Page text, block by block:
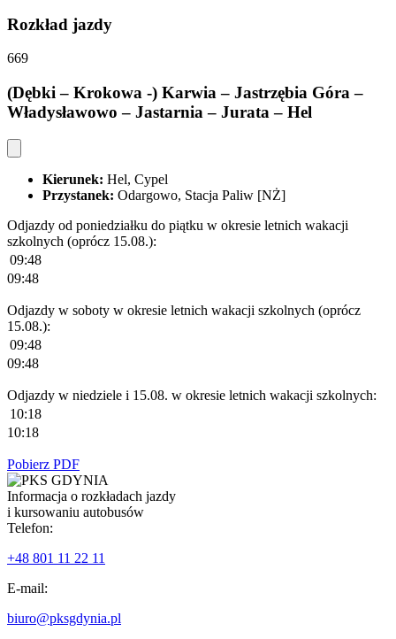
Rozkład jazdy
669
(Dębki – Krokowa -) Karwia – Jastrzębia Góra –
Władysławowo – Jastarnia – Jurata – Hel
Kierunek: Hel, Cypel
Przystanek: Odargowo, Stacja Paliw [NŻ]
Odjazdy od poniedziałku do piątku w okresie letnich wakacji
szkolnych (oprócz 15.08.):
09:48
09:48
Odjazdy w soboty w okresie letnich wakacji szkolnych (oprócz
15.08.):
09:48
09:48
Odjazdy w niedziele i 15.08. w okresie letnich wakacji szkolnych:
10:18
10:18
Pobierz PDF
Informacja o rozkładach jazdy
i kursowaniu autobusów
Telefon:
+48 801 11 22 11
E-mail:
biuro@pksgdynia.pl